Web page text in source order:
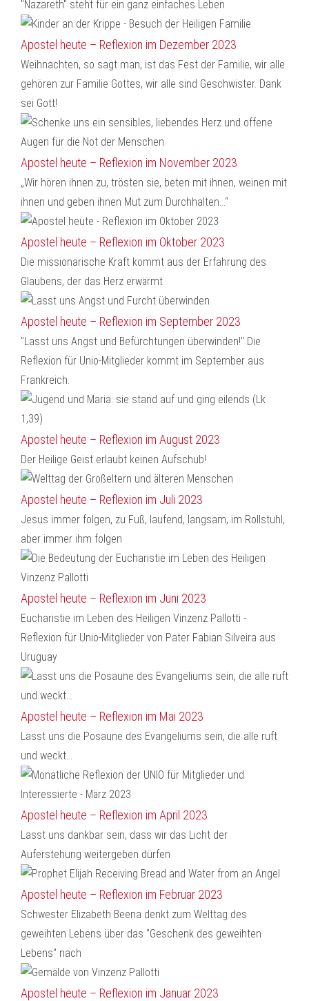
"Nazareth" steht für ein ganz einfaches Leben
Apostel heute – Reflexion im Dezember 2023
Weihnachten, so sagt man, ist das Fest der Familie, wir alle
gehören zur Familie Gottes, wir alle sind Geschwister. Dank
sei Gott!
Apostel heute – Reflexion im November 2023
„Wir hören ihnen zu, trösten sie, beten mit ihnen, weinen mit
ihnen und geben ihnen Mut zum Durchhalten...“
Apostel heute – Reflexion im Oktober 2023
Die missionarische Kraft kommt aus der Erfahrung des
Glaubens, der das Herz erwärmt
Apostel heute – Reflexion im September 2023
"Lasst uns Angst und Befürchtungen überwinden!" Die
Reflexion für Unio-Mitglieder kommt im September aus
Frankreich.
Apostel heute – Reflexion im August 2023
Der Heilige Geist erlaubt keinen Aufschub!
Apostel heute – Reflexion im Juli 2023
Jesus immer folgen, zu Fuß, laufend, langsam, im Rollstuhl,
aber immer ihm folgen
Apostel heute – Reflexion im Juni 2023
Eucharistie im Leben des Heiligen Vinzenz Pallotti -
Reflexion für Unio-Mitglieder von Pater Fabian Silveira aus
Uruguay
Apostel heute – Reflexion im Mai 2023
Lasst uns die Posaune des Evangeliums sein, die alle ruft
und weckt...
Apostel heute – Reflexion im April 2023
Lasst uns dankbar sein, dass wir das Licht der
Auferstehung weitergeben dürfen
Apostel heute – Reflexion im Februar 2023
Schwester Elizabeth Beena denkt zum Welttag des
geweihten Lebens über das "Geschenk des geweihten
Lebens" nach
Apostel heute – Reflexion im Januar 2023